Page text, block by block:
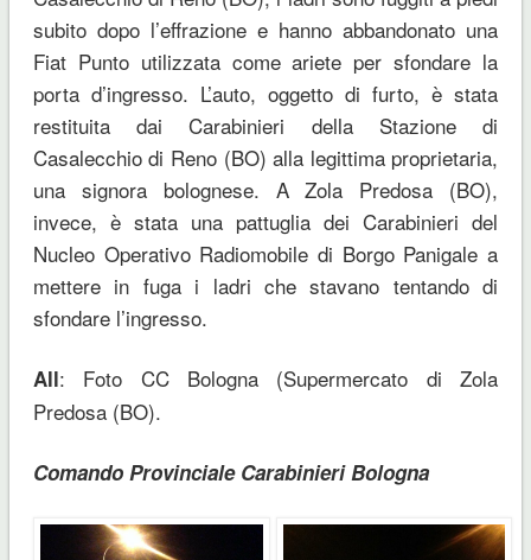
subito dopo l’effrazione e hanno abbandonato una
Fiat Punto utilizzata come ariete per sfondare la
porta d’ingresso. L’auto, oggetto di furto, è stata
restituita dai Carabinieri della Stazione di
Casalecchio di Reno (BO) alla legittima proprietaria,
una signora bolognese. A Zola Predosa (BO),
invece, è stata una pattuglia dei Carabinieri del
Nucleo Operativo Radiomobile di Borgo Panigale a
mettere in fuga i ladri che stavano tentando di
sfondare l’ingresso.
All: Foto CC Bologna (Supermercato di Zola
Predosa (BO).
Comando Provinciale Carabinieri Bologna